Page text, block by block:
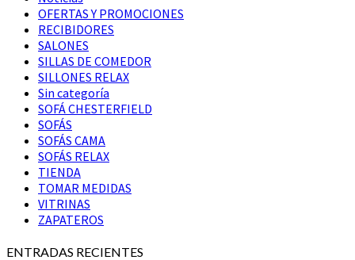
OFERTAS Y PROMOCIONES
RECIBIDORES
SALONES
SILLAS DE COMEDOR
SILLONES RELAX
Sin categoría
SOFÁ CHESTERFIELD
SOFÁS
SOFÁS CAMA
SOFÁS RELAX
TIENDA
TOMAR MEDIDAS
VITRINAS
ZAPATEROS
ENTRADAS RECIENTES